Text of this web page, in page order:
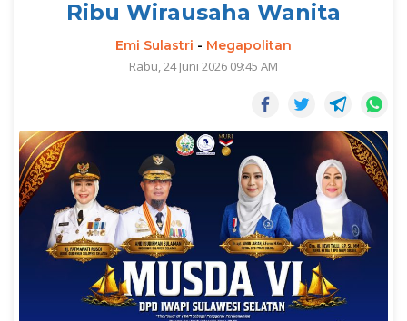
Ribu Wirausaha Wanita
Emi Sulastri - Megapolitan
Rabu, 24 Juni 2026 09:45 AM